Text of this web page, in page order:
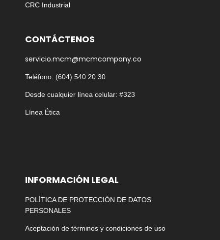
CRC Industrial
CONTÁCTENOS
servicio.mcm@mcmcompany.co
Teléfono: (604) 540 20 30
Desde cualquier línea celular: #323
Línea Ética
INFORMACIÓN LEGAL
POLÍTICA DE PROTECCIÓN DE DATOS
PERSONALES
Aceptación de términos y condiciones de uso